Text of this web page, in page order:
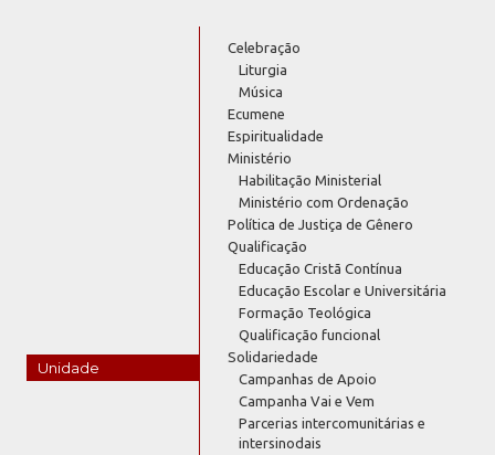
Unidade
Celebração
Liturgia
Música
Ecumene
Espiritualidade
Ministério
Habilitação Ministerial
Ministério com Ordenação
Política de Justiça de Gênero
Qualificação
Educação Cristã Contínua
Educação Escolar e Universitária
Formação Teológica
Qualificação funcional
Solidariedade
Campanhas de Apoio
Campanha Vai e Vem
Parcerias intercomunitárias e
intersinodais